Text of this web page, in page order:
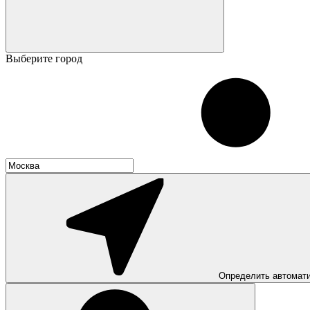
Выберите город
Определить